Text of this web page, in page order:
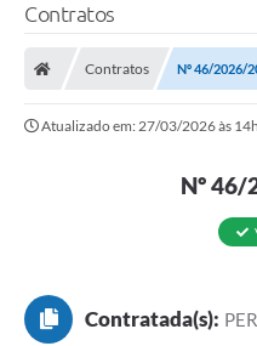
Contratos
Contratos Nº 46/2026/
Atualizado em: 27/03/2026 às
Nº
Contratada(s):